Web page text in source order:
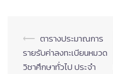
Post
navigation
⟵ ตารางประมาณการ
รายรับค่าลงทะเบียนหมวด
วิชาศึกษาทั่วไป ประจำ